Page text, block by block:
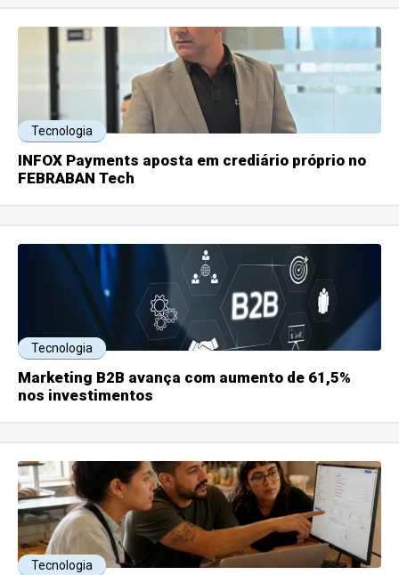
Tecnologia
INFOX Payments aposta em crediário próprio no
FEBRABAN Tech
Tecnologia
Marketing B2B avança com aumento de 61,5%
nos investimentos
Tecnologia